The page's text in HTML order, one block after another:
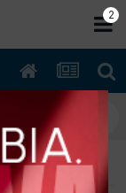
mesi?
2